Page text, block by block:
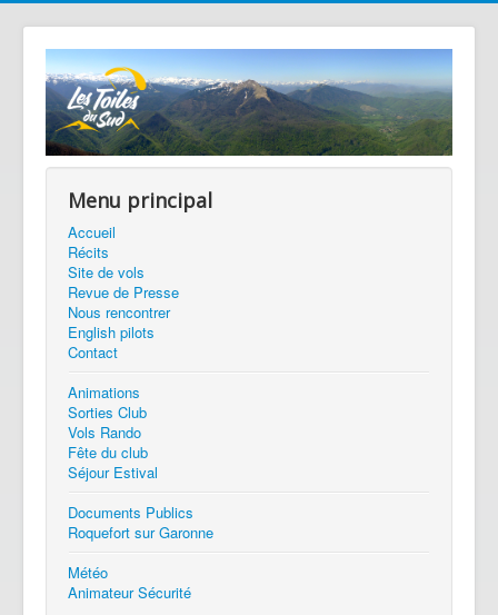
Menu principal
Accueil
Récits
Site de vols
Revue de Presse
Nous rencontrer
English pilots
Contact
Animations
Sorties Club
Vols Rando
Fête du club
Séjour Estival
Documents Publics
Roquefort sur Garonne
Météo
Animateur Sécurité